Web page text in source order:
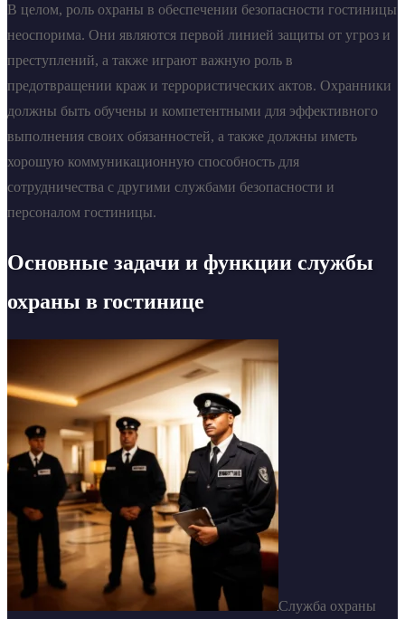
В целом, роль охраны в обеспечении безопасности гостиницы
неоспорима. Они являются первой линией защиты от угроз и
преступлений, а также играют важную роль в
предотвращении краж и террористических актов. Охранники
должны быть обучены и компетентными для эффективного
выполнения своих обязанностей, а также должны иметь
хорошую коммуникационную способность для
сотрудничества с другими службами безопасности и
персоналом гостиницы.
Основные задачи и функции службы
охраны в гостинице
Служба охраны